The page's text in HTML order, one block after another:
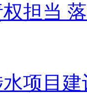
担当
项目